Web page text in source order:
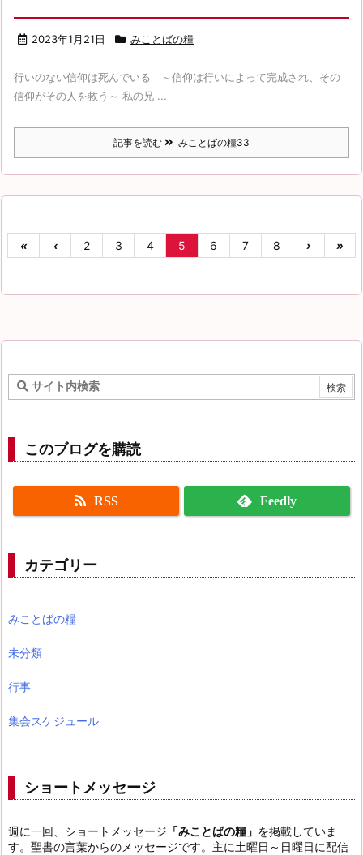
2023年1月21日 みことばの糧
行いのない信仰は死んでいる ～信仰は行いによって完成され、その
信仰がその人を救う～ 私の兄 ...
記事を読む みことばの糧33
« ‹ 2 3 4 5 6 7 8 › »
このブログを購読
RSS Feedly
カテゴリー
みことばの糧
未分類
行事
集会スケジュール
ショートメッセージ
週に一回、ショートメッセージ 「みことばの糧」 を掲載していま
す。聖書の言葉からのメッセージです。主に土曜日～日曜日に配信